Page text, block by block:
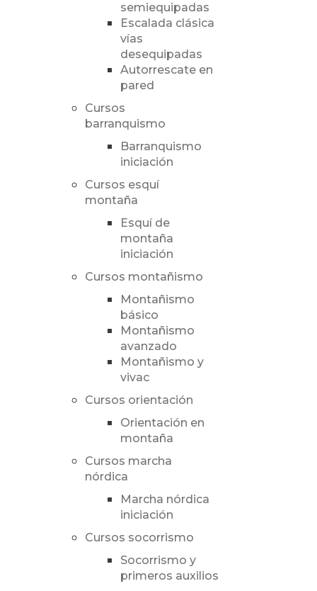
semiequipadas
Escalada clásica
vías
desequipadas
Autorrescate en
pared
Cursos
barranquismo
Barranquismo
iniciación
Cursos esquí
montaña
Esquí de
montaña
iniciación
Cursos montañismo
Montañismo
básico
Montañismo
avanzado
Montañismo y
vivac
Cursos orientación
Orientación en
montaña
Cursos marcha
nórdica
Marcha nórdica
iniciación
Cursos socorrismo
Socorrismo y
primeros auxilios